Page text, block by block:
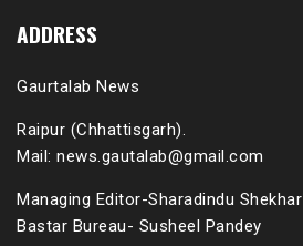
ADDRESS
Gaurtalab News
Raipur (Chhattisgarh).
Mail: news.gautalab@gmail.com
Managing Editor-Sharadindu Shekhar
Bastar Bureau- Susheel Pandey